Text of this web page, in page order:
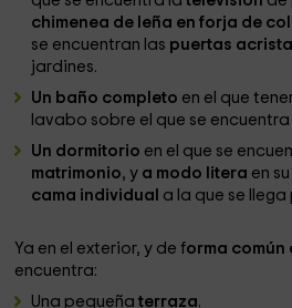
chimenea de leña en forja de
se encuentran las puertas
jardines.
Un baño completo en el que
lavabo sobre el que se
Un dormitorio en el que se
matrimonio, y a modo litera en
cama individual a la que se
Ya en el exterior, y de forma
encuentra:
Una pequeñaterraza.